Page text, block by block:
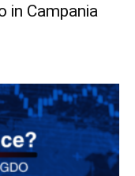
in Campania